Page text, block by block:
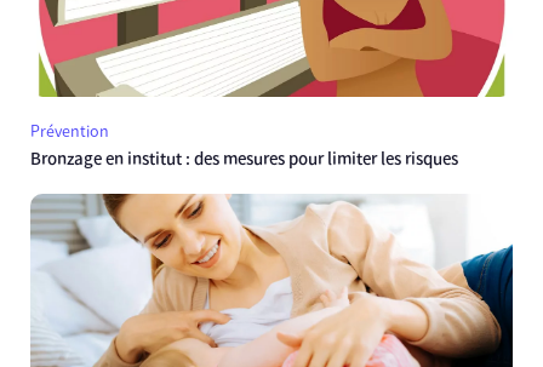
Prévention
Bronzage en institut : des mesures pour limiter les risques